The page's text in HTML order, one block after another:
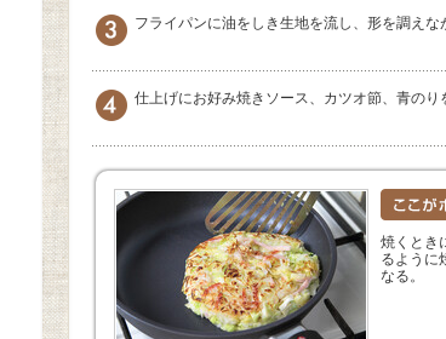
フライパンに油をしき生地を流し、形を調えな
仕上げにお好み焼きソース、カツオ節、青のり
焼くとき
るように
なる。